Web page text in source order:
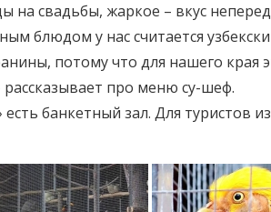
на свадьбы, жаркое – вкус
блюдом у нас считается
потому что для нашего края
рассказывает про меню су-шеф.
банкетный зал. Для туристов